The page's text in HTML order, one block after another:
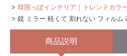
韓国っぽインテリア｜トレンドカラ
鏡 ミラー 軽くて 割れない フィルム
商品説明